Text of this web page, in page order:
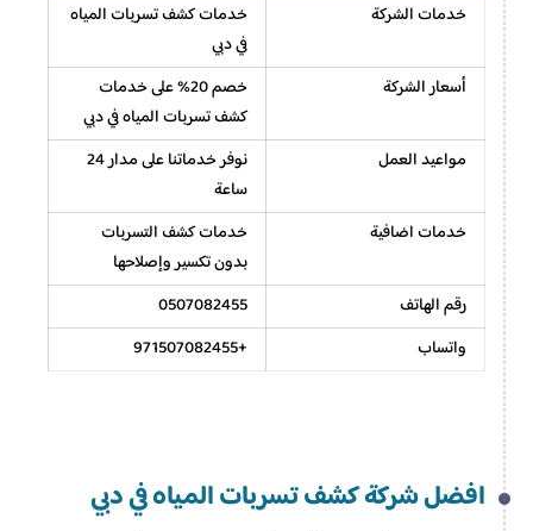
خدمات الشركة
خدمات كشف تسربات المياه
في دبي
أسعار الشركة
خصم 20% على خدمات
كشف تسربات المياه في دبي
مواعيد العمل
نوفر خدماتنا على مدار 24
ساعة
خدمات اضافية
خدمات كشف التسربات
بدون تكسير وإصلاحها
رقم الهاتف
0507082455
واتساب
+971507082455
افضل شركة كشف تسربات المياه في دبي